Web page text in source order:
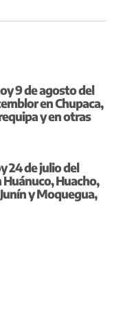
9 de agosto del
en Chupaca,
y en otras
24 de julio del
Huacho,
y Moquegua,